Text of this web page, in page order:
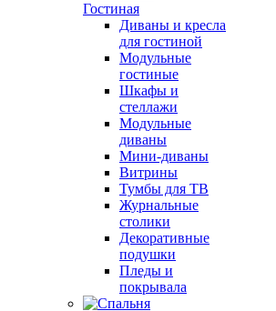
Гостиная
Диваны и кресла
для гостиной
Модульные
гостиные
Шкафы и
стеллажи
Модульные
диваны
Мини-диваны
Витрины
Тумбы для ТВ
Журнальные
столики
Декоративные
подушки
Пледы и
покрывала